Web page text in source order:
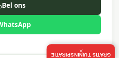
Bel ons
GRATIS TUININSPIRATIE
×